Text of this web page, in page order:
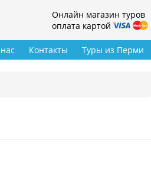
Онлайн магазин туров
оплата картой
Туры из Перми
Контакты